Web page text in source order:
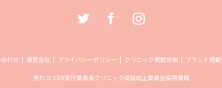
わせ 運営会社 プライバシーポリシー クリニック掲載依頼 ブランド掲
売れコスDX実行委員長クリニック収益向上委員会採用情報